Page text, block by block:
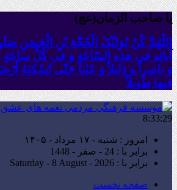
یا صاحب الزمان(عج)
اللّهُمَّ کُنْ لِوَلِیِّکَ الْحُجَّةِ بْنِ الْحَسَنِ
آبائِهِ فی هذِهِ السّاعَةِ وَ فی کُلِّ ساعَةٍ
‏وَ ناصِراً وَ دَلیلاً وَ عَیْناً حَتّى تُسْکِنَهُ
فیها طَویلاً
8:33:30
امروز : شنبه - ۱۷ مرداد - ۱۴۰۵
برابر با : 24 - صفر - 1448
برابر با : Saturday - 8 August - 2026
صفحه نخست